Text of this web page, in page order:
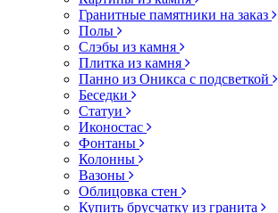
Гранитные памятники на заказ
Полы
Слэбы из камня
Плитка из камня
Панно из Оникса с подсветкой
Беседки
Статуи
Иконостас
Фонтаны
Колонны
Вазоны
Облицовка стен
Купить брусчатку из гранита